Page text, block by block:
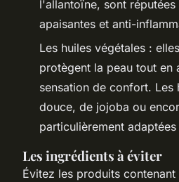
l'allantoïne, sont
apaisantes et anti-
Les huiles végétales :
protègent la peau tout en
sensation de confort. Les
douce, de jojoba ou
particulièrement
Les ingrédients à éviter
Évitez les produits